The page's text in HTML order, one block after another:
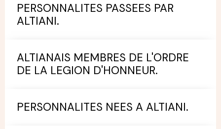
PERSONNALITES PASSEES PAR
ALTIANI.
ALTIANAIS MEMBRES DE L'ORDRE
DE LA LEGION D'HONNEUR.
PERSONNALITES NEES A ALTIANI.